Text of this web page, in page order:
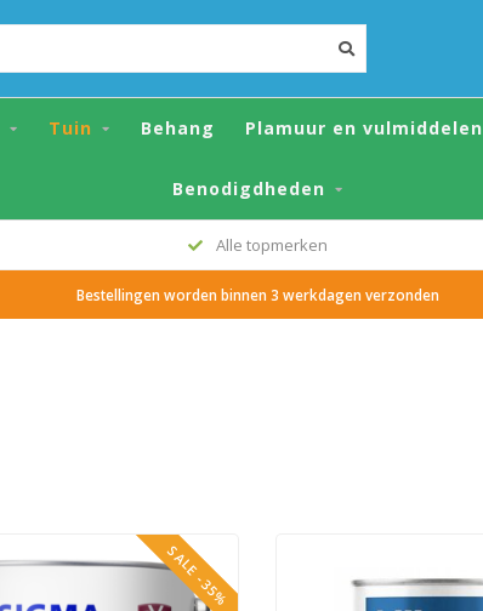
Tuin Behang Plamuur en vulmiddelen
Benodigdheden
Grote voorraad
Bestellingen worden binnen 3 werkdagen verzonden
SALE -35%